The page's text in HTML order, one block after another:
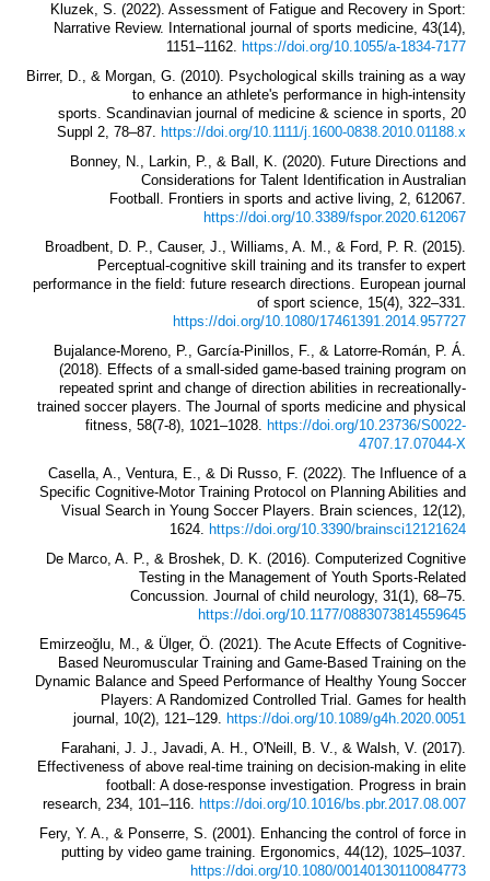
Kluzek, S. (2022). Assessment of Fatigue and Recovery in Sport:
Narrative Review. International journal of sports medicine, 43(14),
1151–1162. https://doi.org/10.1055/a-1834-7177
Birrer, D., & Morgan, G. (2010). Psychological skills training as a way
to enhance an athlete's performance in high-intensity
sports. Scandinavian journal of medicine & science in sports, 20
Suppl 2, 78–87. https://doi.org/10.1111/j.1600-0838.2010.01188.x
Bonney, N., Larkin, P., & Ball, K. (2020). Future Directions and
Considerations for Talent Identification in Australian
Football. Frontiers in sports and active living, 2, 612067.
https://doi.org/10.3389/fspor.2020.612067
Broadbent, D. P., Causer, J., Williams, A. M., & Ford, P. R. (2015).
Perceptual-cognitive skill training and its transfer to expert
performance in the field: future research directions. European journal
of sport science, 15(4), 322–331.
https://doi.org/10.1080/17461391.2014.957727
Bujalance-Moreno, P., García-Pinillos, F., & Latorre-Román, P. Á.
(2018). Effects of a small-sided game-based training program on
repeated sprint and change of direction abilities in recreationally-
trained soccer players. The Journal of sports medicine and physical
fitness, 58(7-8), 1021–1028. https://doi.org/10.23736/S0022-
4707.17.07044-X
Casella, A., Ventura, E., & Di Russo, F. (2022). The Influence of a
Specific Cognitive-Motor Training Protocol on Planning Abilities and
Visual Search in Young Soccer Players. Brain sciences, 12(12),
1624. https://doi.org/10.3390/brainsci12121624
De Marco, A. P., & Broshek, D. K. (2016). Computerized Cognitive
Testing in the Management of Youth Sports-Related
Concussion. Journal of child neurology, 31(1), 68–75.
https://doi.org/10.1177/0883073814559645
Emirzeoğlu, M., & Ülger, Ö. (2021). The Acute Effects of Cognitive-
Based Neuromuscular Training and Game-Based Training on the
Dynamic Balance and Speed Performance of Healthy Young Soccer
Players: A Randomized Controlled Trial. Games for health
journal, 10(2), 121–129. https://doi.org/10.1089/g4h.2020.0051
Farahani, J. J., Javadi, A. H., O'Neill, B. V., & Walsh, V. (2017).
Effectiveness of above real-time training on decision-making in elite
football: A dose-response investigation. Progress in brain
research, 234, 101–116. https://doi.org/10.1016/bs.pbr.2017.08.007
Fery, Y. A., & Ponserre, S. (2001). Enhancing the control of force in
putting by video game training. Ergonomics, 44(12), 1025–1037.
https://doi.org/10.1080/00140130110084773